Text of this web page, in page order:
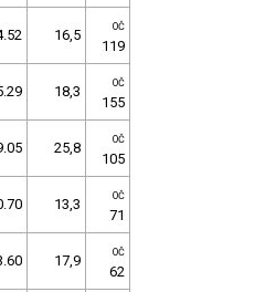
16,5 OČ
119
18,3 OČ
155
25,8 OČ
105
13,3 OČ
71
17,9 OČ
62